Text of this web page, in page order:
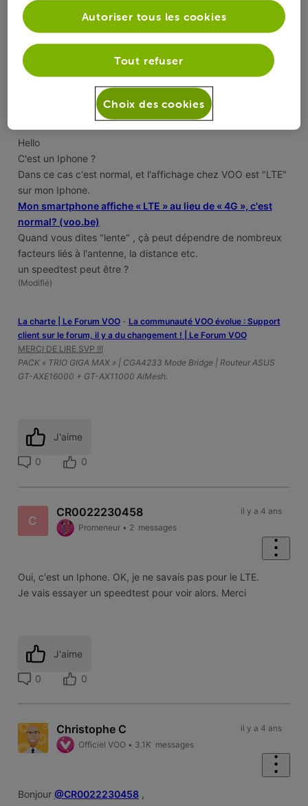
Selected
Oldest
R
Top Expert
il y a 4 ans
Hello
C'est un Iphone ?
Dans ce cas c'est normal, et l'affichage chez VOO est "LTE"
sur mon Iphone.
Mon smartphone affiche « LTE » au lieu de « 4G », c'est
normal? (voo.be)
Quand vous dites "lente" , çà peut dépendre de nombreux
facteurs liés à l'antenne, la distance etc.
un speedtest peut être ?
(Modifié)
La charte | Le Forum VOO- ‎La communauté VOO évolue : Support
client sur le forum, il y a du changement ! | Le Forum VOO
MERCI DE LIRE SVP !!!
PACK « TRIO GIGA MAX » | CGA4233 Mode Bridge | Routeur ASUS
GT-AXE16000 + GT-AX11000 AiMesh.
J'aime
0 0
C
CR0022230458
Promeneur • 2 messages
il y a 4 ans
Oui, c'est un Iphone. OK, je ne savais pas pour le LTE.
Je vais essayer un speedtest pour voir alors. Merci
J'aime
0 0
Christophe C
Officiel VOO • 3.1K messages
il y a 4 ans
Bonjour @CR0022230458,
Tout refuser
Autoriser tous les cookies
Choix des cookies